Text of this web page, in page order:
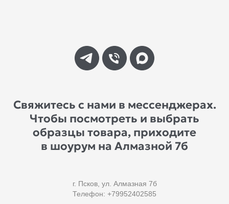
Свяжитесь с нами в мессенджерах.
Чтобы посмотреть и выбрать
образцы товара, приходите
в шоурум на Алмазной 7б
г. Псков, ул. Алмазная 7б
Телефон: +79952402585